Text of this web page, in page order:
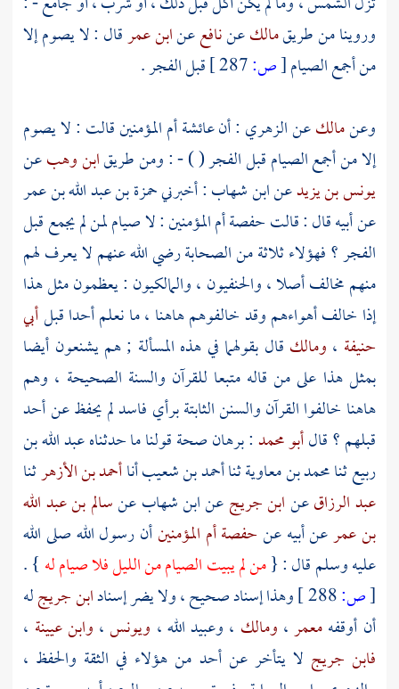
وروينا من طريقمالكعننافععنابن عمرقال : لا يصوم إلا
من أجمع الصيام[ص:
قبل الفجر .
وعنمالكعنالزهري : أنعائشةأم المؤمنين قالت : لا يصوم
إلا من أجمع الصيام قبل الفجر ( ) - : ومن طريقابن وهبعن
يونس بن يزيدعنابن شهاب: أخبرنيحمزة بن عبد الله بن عمر
عن أبيه قال : قالتحفصةأم المؤمنين : لا صيام لمن لم يجمع قبل
الفجر ؟ فهؤلاء ثلاثة من الصحابة رضي الله عنهم لا يعرف لهم
منهم مخالف أصلا ، والحنفيون ، والمالكيون : يعظمون مثل هذا
إذا خالف أهواءهم وقد خالفوهم هاهنا ، ما نعلم أحدا قبلأبي
حنيفة ، ومالك قال بقولهما في هذه المسألة ; هم يشنعون أيضا
بمثل هذا على من قاله متبعا للقرآن والسنة الصحيحة ، وهم
هاهنا خالفوا القرآن والسنن الثابتة برأي فاسد لم يحفظ عن أحد
قبلهم ؟ قالأبو محمد: برهان صحة قولنا ما حدثناهعبد الله بن
ربيعثنامحمد بن معاويةثناأحمد بن شعيبأناأحمد بن الأزهرثنا
عبد الرزاقعنابن جريجعنابن شهابعنسالم بن عبد الله
بن عمرعن أبيه عنحفصة أم المؤمنينأن رسول الله صلى الله
عليه وسلم قال : {من لم يبيت الصيام من الليل فلا صيام له } .
[ص: وهذا إسناد صحيح ، ولا يضر إسنادابن جريجله
أن أوقفهمعمر، ومالك ، وعبيد الله، ويونس، وابن عيينة ،
فابن جريج لا يتأخر عن أحد من هؤلاء في الثقة والحفظ ،